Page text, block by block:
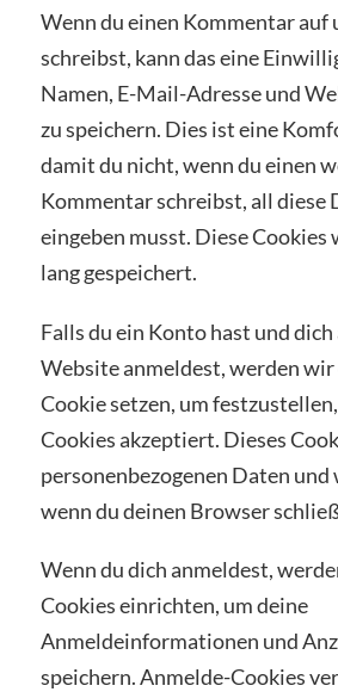
Wenn du einen Kommentar auf
schreibst, kann das eine
Namen, E-Mail-Adresse und
zu speichern. Dies ist eine
damit du nicht, wenn du einen
Kommentar schreibst, all diese
eingeben musst. Diese Cookies
lang gespeichert.
Falls du ein Konto hast und
Website anmeldest, werden
Cookie setzen, um
Cookies akzeptiert. Dieses
personenbezogenen Daten
wenn du deinen Browser
Wenn du dich anmeldest,
Cookies einrichten, um deine
Anmeldeinformationen und
speichern. Anmelde-Cookies